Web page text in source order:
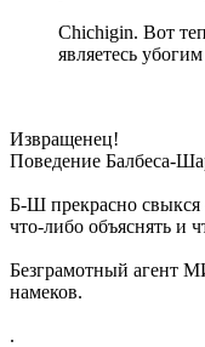
Chichigin. Вот
являетесь
Извращенец!
Поведение Балбеса-
Б-Ш прекрасно свыкся
что-либо объяснять и
Безграмотный агент
намеков.
.